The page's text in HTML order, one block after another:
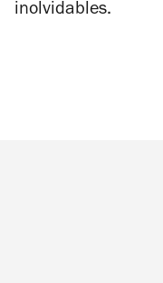
inolvidables.